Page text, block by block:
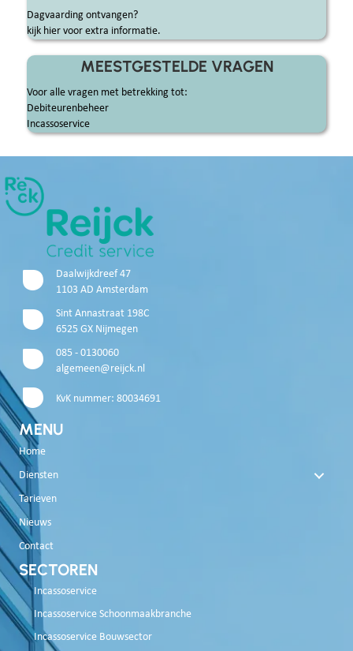
Dagvaarding ontvangen?
kijk hier voor extra informatie.
MEESTGESTELDE VRAGEN
Voor alle vragen met betrekking tot:
Debiteurenbeheer
Incassoservice
Daalwijkdreef 47
1103 AD Amsterdam
Sint Annastraat 198C
6525 GX Nijmegen
085 - 0130060
algemeen@reijck.nl
KvK nummer: 80034691
MENU
Home
Diensten
Tarieven
Nieuws
Contact
SECTOREN
Incassoservice
Incassoservice Schoonmaakbranche
Incassoservice Bouwsector